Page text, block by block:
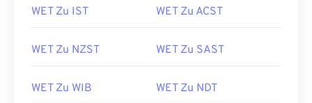
WET Zu IST WET Zu ACST
WET Zu NZST WET Zu SAST
WET Zu WIB WET Zu NDT